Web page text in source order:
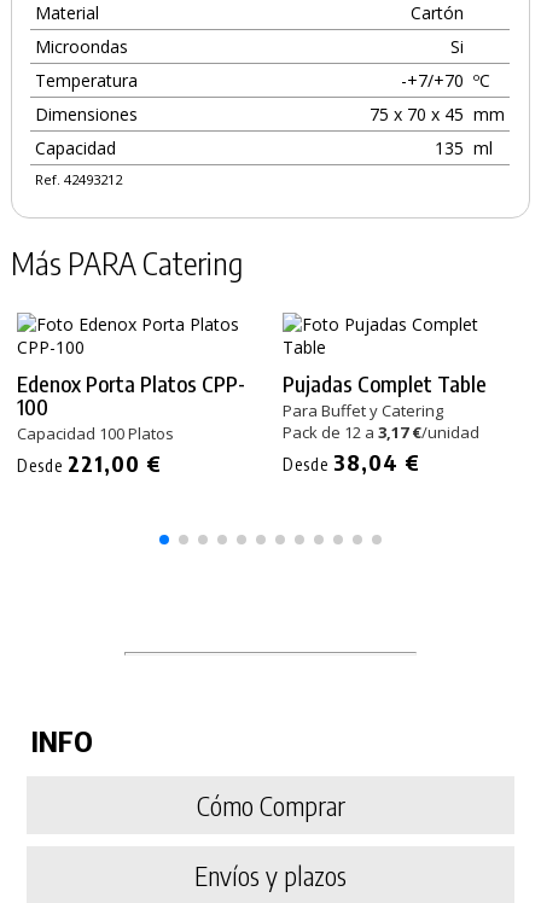
Material
Cartón
Microondas
Si
Temperatura
-+7/+70 ºC
Dimensiones
75 x 70 x 45 mm
Capacidad
135 ml
Ref. 42493212
Más PARA Catering
Edenox Porta Platos CPP-
100
Capacidad 100 Platos
Desde 221,00 €
Pujadas Complet Table
Para Buffet y Catering
Pack de 12 a 3,17 €/unidad
Desde 38,04 €
INFO
Cómo Comprar
Envíos y plazos